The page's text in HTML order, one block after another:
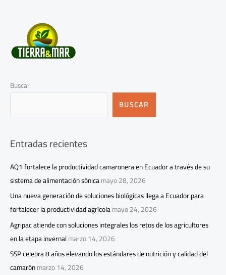
Buscar
BUSCAR
Entradas recientes
AQ1 fortalece la productividad camaronera en Ecuador a través de su
sistema de alimentación sónicamayo 28, 2026
Una nueva generación de soluciones biológicas llega a Ecuador para
fortalecer la productividad agrícolamayo 24, 2026
Agripac atiende con soluciones integrales los retos de los agricultores
en la etapa invernalmarzo 14, 2026
SSP celebra 8 años elevando los estándares de nutrición y calidad del
camarónmarzo 14, 2026